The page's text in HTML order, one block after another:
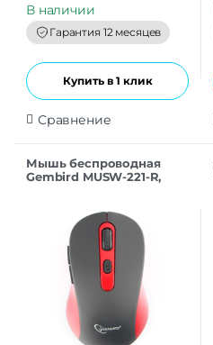
t
o
f
5
В наличии
Гарантия 12 месяцев
Купить в 1 клик
Сравнение
Мышь беспроводная
Gembird MUSW-221-R,